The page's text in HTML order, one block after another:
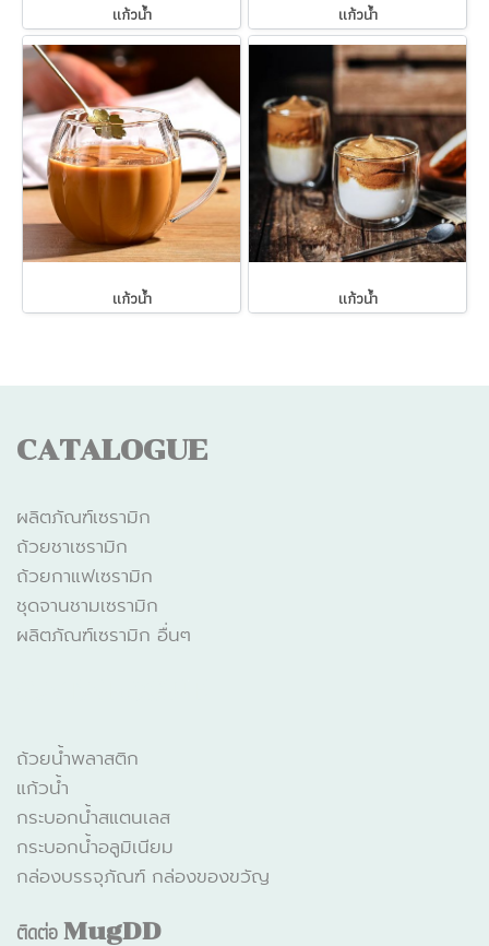
แก้วน้ำ แก้วน้ำ
แก้วน้ำ แก้วน้ำ
CATALOGUE
ผลิตภัณฑ์เซรามิก
ถ้วยชาเซรามิก
ถ้วยกาแฟเซรามิก
ชุดจานชามเซรามิก
ผลิตภัณฑ์เซรามิก อื่นๆ
ถ้วยน้ำพลาสติก
แก้วน้ำ
กระบอกน้ำสแตนเลส
กระบอกน้ำอลูมิเนียม
กล่องบรรจุภัณฑ์ กล่องของขวัญ
ติดต่อMugDD